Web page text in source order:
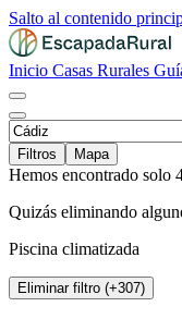
Salto al contenido
Inicio Casas Rurales
Filtros
Mapa
Hemos encontrado solo
Quizás eliminando
Piscina climatizada
Eliminar filtro (+307)